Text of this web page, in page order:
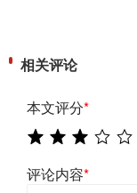
相关评论
本文评分*
评论内容*